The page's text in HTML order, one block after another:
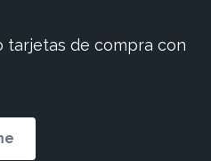
de compra con